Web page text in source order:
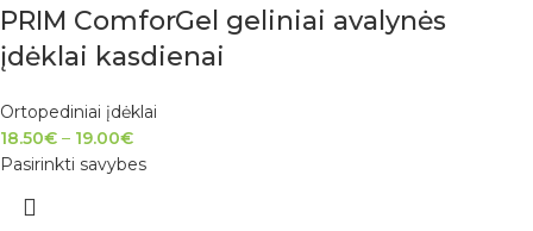
PRIM ComforGel geliniai avalynės
įdėklai kasdienai
Ortopediniai įdėklai
18.50€ – 19.00€
Pasirinkti savybes